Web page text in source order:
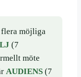
flera möjliga
(7
möte
AUDIENS(7